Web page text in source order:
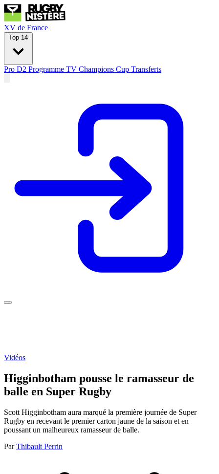
XV de France
Top 14
Pro D2 Programme TV Champions Cup Transferts
Vidéos
Higginbotham pousse le ramasseur de
balle en Super Rugby
Scott Higginbotham aura marqué la première journée de Super
Rugby en recevant le premier carton jaune de la saison et en
poussant un malheureux ramasseur de balle.
Par Thibault Perrin